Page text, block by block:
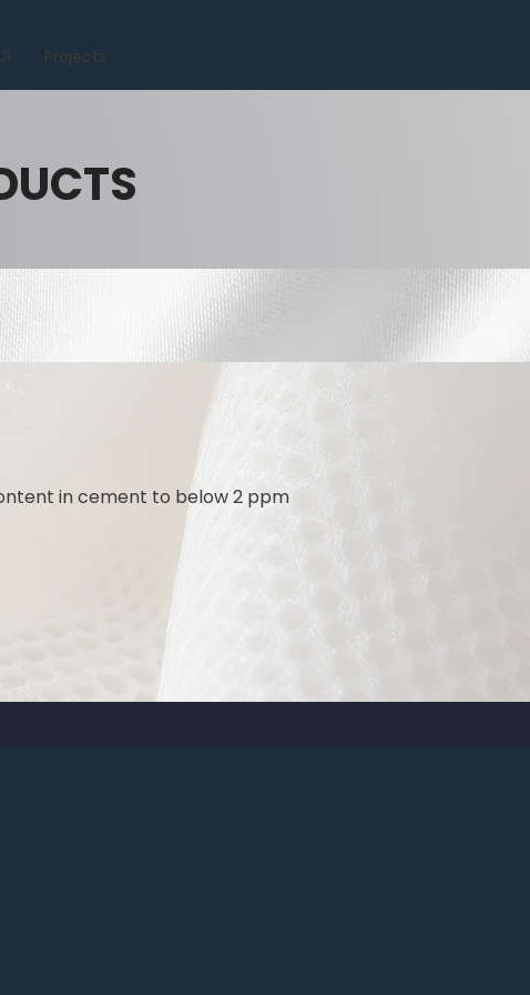
Projects
in cement to below 2 ppm